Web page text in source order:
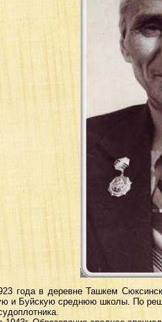
года в деревне Ташкем
и Буйскую среднюю школы. По